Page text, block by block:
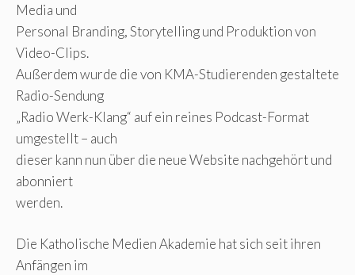
Media und
Personal Branding, Storytelling und Produktion von
Video-Clips.
Außerdem wurde die von KMA-Studierenden gestaltete
Radio-Sendung
„Radio Werk-Klang“ auf ein reines Podcast-Format
umgestellt – auch
dieser kann nun über die neue Website nachgehört und
abonniert
werden.
Die Katholische Medien Akademie hat sich seit ihren
Anfängen im